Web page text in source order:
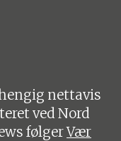
nettavis
ved Nord
følgerVær